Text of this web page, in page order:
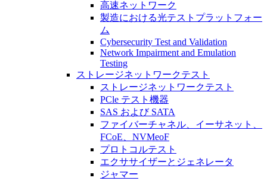
高速ネットワーク
製造における光テストプラットフォー
ム
Cybersecurity Test and Validation
Network Impairment and Emulation
Testing
ストレージネットワークテスト
ストレージネットワークテスト
PCle テスト機器
SAS および SATA
ファイバーチャネル、イーサネット、
FCoE、NVMeoF
プロトコルテスト
エクササイザーとジェネレータ
ジャマー